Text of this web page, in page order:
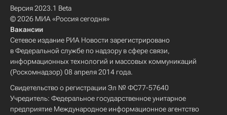
Версия 2023.1 Beta
© 2026 МИА «Россия сегодня»
Вакансии
Сетевое издание РИА Новости зарегистрировано
в Федеральной службе по надзору в сфере связи,
информационных технологий и массовых коммуникаций
(Роскомнадзор) 08 апреля 2014 года.
Свидетельство о регистрации Эл № ФС77-57640
Учредитель: Федеральное государственное унитарное
предприятие Международное информационное агентство